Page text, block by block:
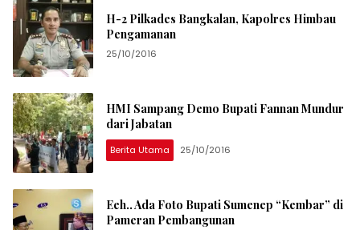
H-2 Pilkades Bangkalan, Kapolres Himbau
Pengamanan
25/10/2016
HMI Sampang Demo Bupati Fannan Mundur
dari Jabatan
Berita Utama 25/10/2016
Eeh.. Ada Foto Bupati Sumenep “Kembar” di
Pameran Pembangunan